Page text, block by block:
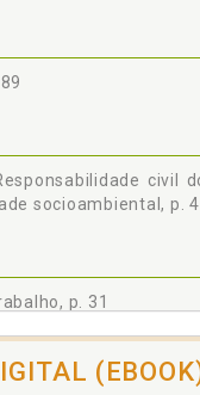
civil
socioambiental, p.
p. 31